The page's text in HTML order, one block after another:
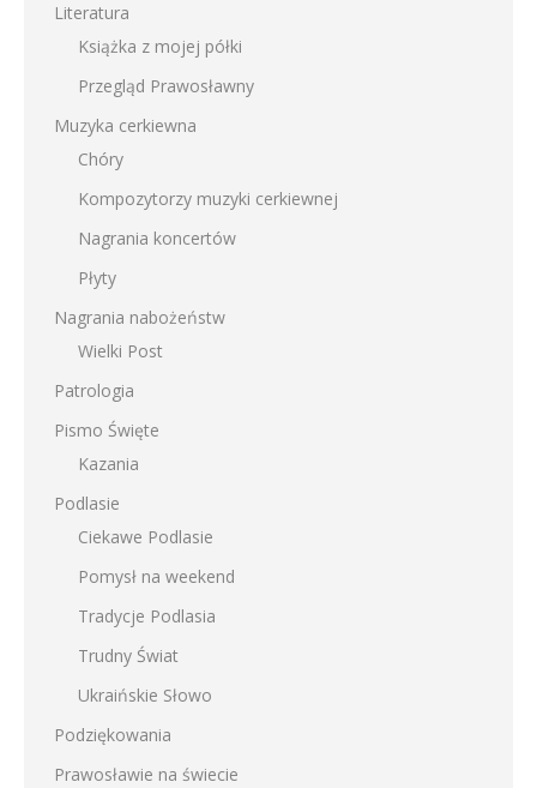
Literatura
Książka z mojej półki
Przegląd Prawosławny
Muzyka cerkiewna
Chóry
Kompozytorzy muzyki cerkiewnej
Nagrania koncertów
Płyty
Nagrania nabożeństw
Wielki Post
Patrologia
Pismo Święte
Kazania
Podlasie
Ciekawe Podlasie
Pomysł na weekend
Tradycje Podlasia
Trudny Świat
Ukraińskie Słowo
Podziękowania
Prawosławie na świecie